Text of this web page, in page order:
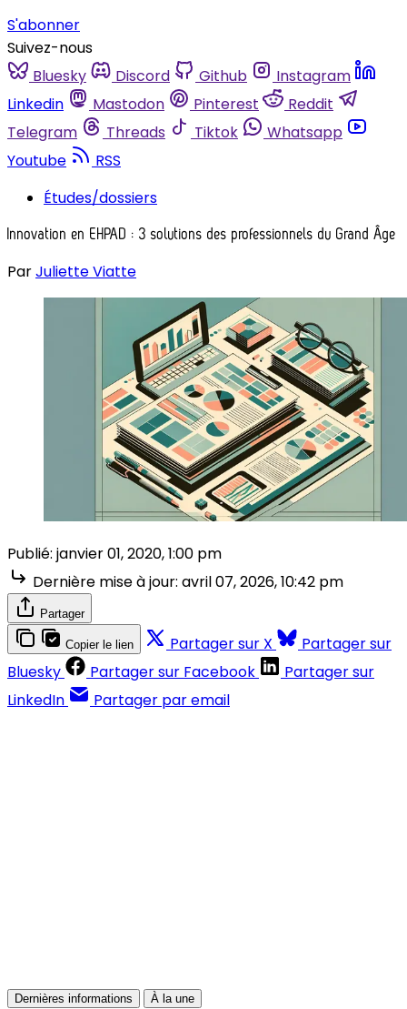
S'abonner
Suivez-nous
Bluesky
Discord Github
Instagram
Linkedin
Mastodon Pinterest
Reddit
Telegram
Threads Tiktok
Whatsapp
Youtube
RSS
Études/dossiers
Innovation en EHPAD : 3 solutions des professionnels du Grand Âge
ParJuliette Viatte
Publié: janvier 01, 2020, 1:00 pm
Dernière mise à jour: avril 07, 2026, 10:42 pm
Partager
Copier le lien Partager sur X
Partager sur
Bluesky
Partager sur Facebook
Partager sur
LinkedIn
Partager par email
Dernières informations À la une